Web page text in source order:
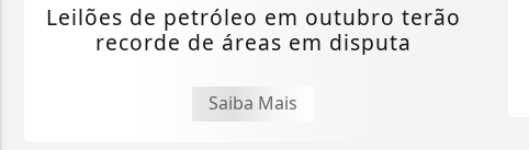
Leilões de petróleo em outubro terão
recorde de áreas em disputa
Saiba Mais